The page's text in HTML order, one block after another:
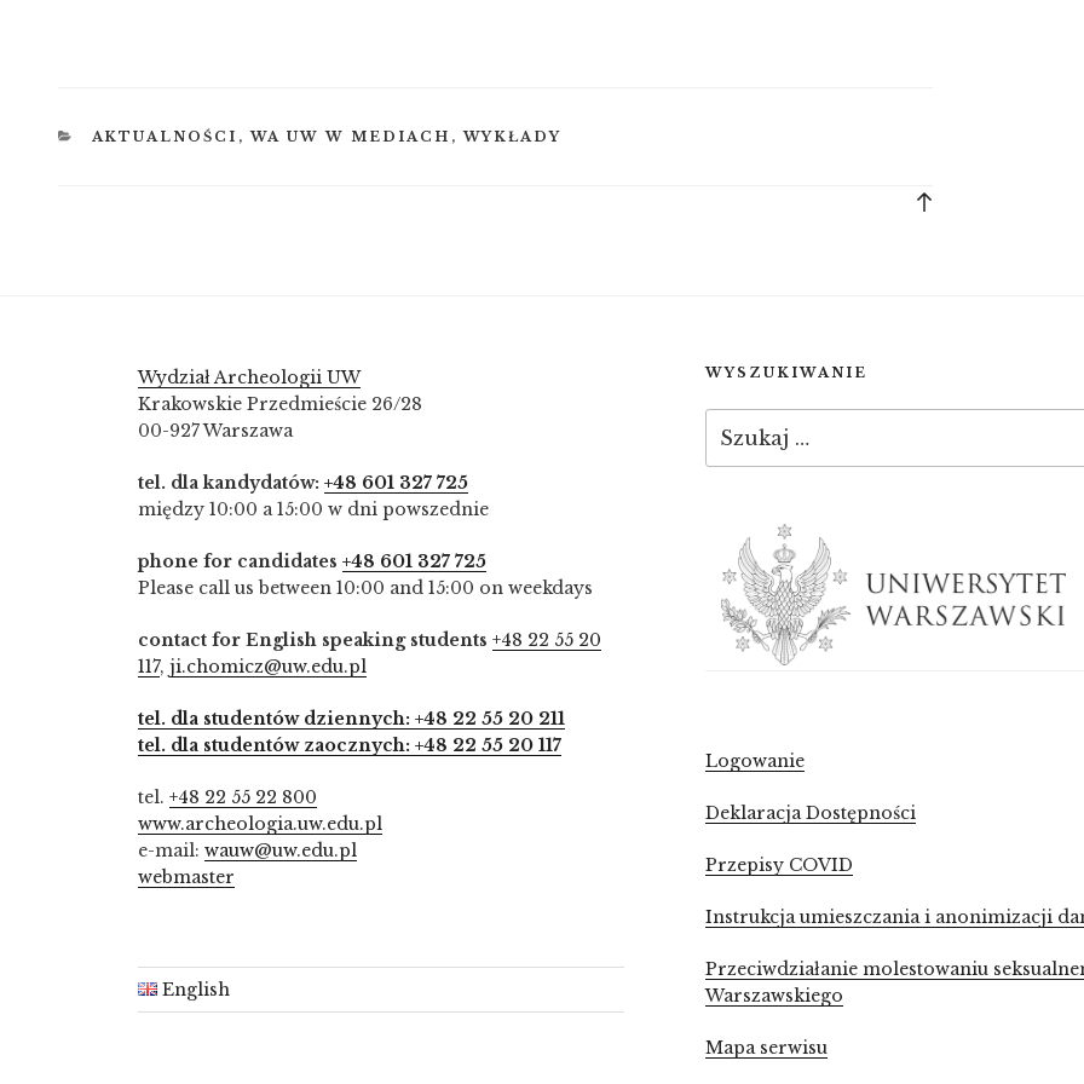
KATEGORIE
AKTUALNOŚCI ,WA UW W MEDIACH ,WYKŁADY
Wydział Archeologii UW
Krakowskie Przedmieście 26/28
00-927 Warszawa
tel. dla kandydatów: +48 601 327 725
między 10:00 a 15:00 w dni powszednie
phone for candidates +48 601 327 725
Please call us between 10:00 and 15:00 on weekdays
contact for English speaking students +48 22 55 20
117, ji.chomicz@uw.edu.pl
tel. dla studentów dziennych: +48 22 55 20 211
tel. dla studentów zaocznych: +48 22 55 20 117
tel. +48 22 55 22 800
www.archeologia.uw.edu.pl
e-mail: wauw@uw.edu.pl
webmaster
English
WYSZUKIWANIE
Logowanie
Deklaracja Dostępności
Przepisy COVID
Instrukcja umieszczania i anonimizacji
Przeciwdziałanie molestowaniu
Warszawskiego
Mapa serwisu